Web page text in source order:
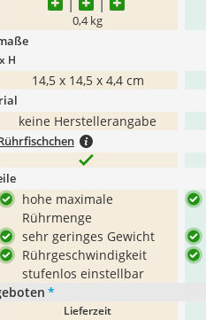
0,4 kg
H
14,5 x 14,5 x 4,4 cm
keine Herstellerangabe
hohe maximale
Rührmenge
sehr geringes Gewicht
Rührgeschwindigkeit
stufenlos einstellbar
*
Lieferzeit